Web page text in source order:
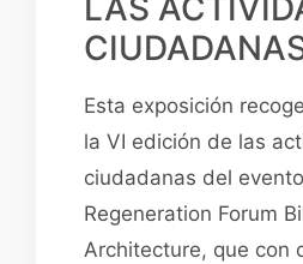
LAS
Esta exposición
la VI edición de las
ciudadanas del
Regeneration Forum
Architecture, que con